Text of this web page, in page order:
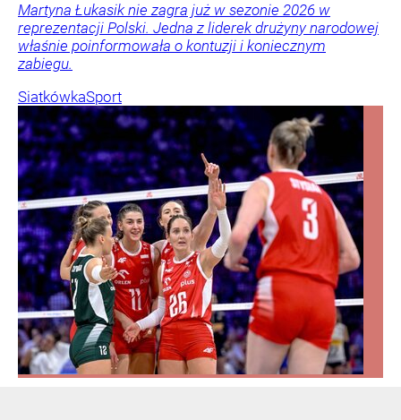
Martyna Łukasik nie zagra już w sezonie 2026 w
reprezentacji Polski. Jedna z liderek drużyny narodowej
właśnie poinformowała o kontuzji i koniecznym
zabiegu.
SiatkówkaSport